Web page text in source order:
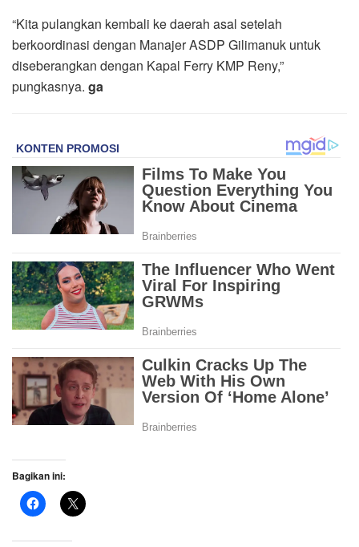
“Kita pulangkan kembali ke daerah asal setelah
berkoordinasi dengan Manajer ASDP Gilimanuk untuk
diseberangkan dengan Kapal Ferry KMP Reny,”
pungkasnya. ga
Bagikan ini: